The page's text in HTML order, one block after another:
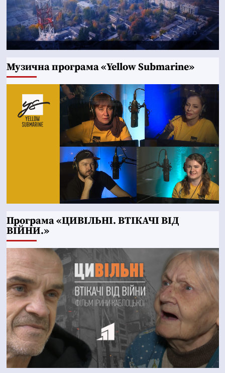
Музична програма «Yellow Submarine»
Програма «ЦИВІЛЬНІ. ВТІКАЧІ ВІД
ВІЙНИ.»